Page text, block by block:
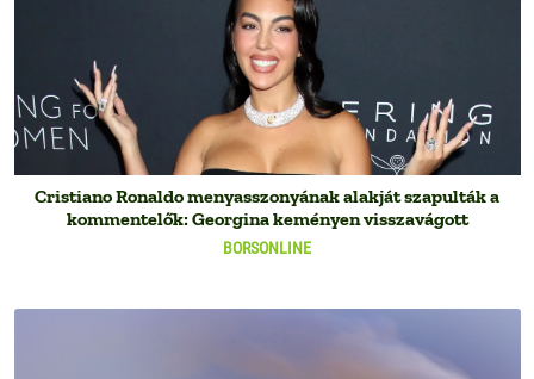
BORSONLINE
Cristiano Ronaldo menyasszonyának alakját szapulták a
kommentelők: Georgina keményen visszavágott